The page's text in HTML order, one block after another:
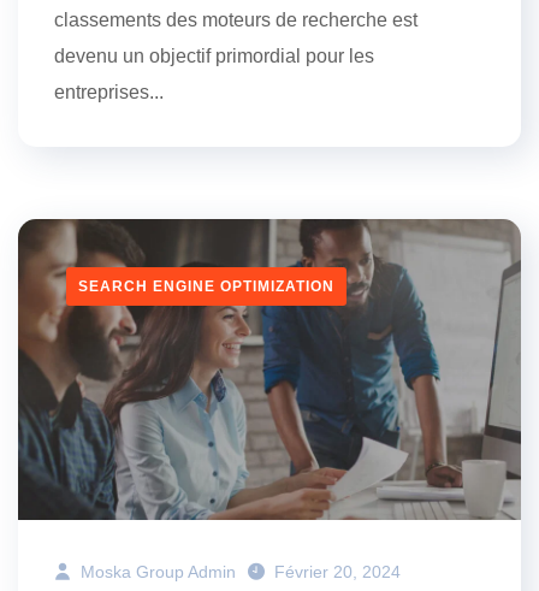
classements des moteurs de recherche est
devenu un objectif primordial pour les
entreprises...
SEARCH ENGINE OPTIMIZATION
Moska Group Admin
Février 20, 2024